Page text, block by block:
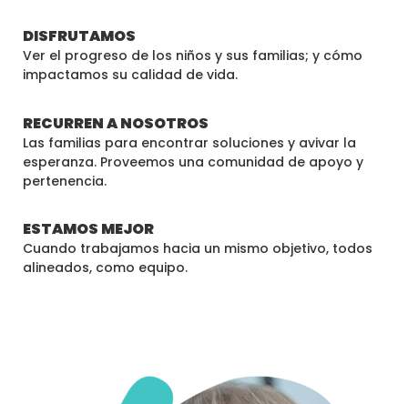
DISFRUTAMOS
Ver el progreso de los niños y sus familias; y cómo
impactamos su calidad de vida.
RECURREN A NOSOTROS
Las familias para encontrar soluciones y avivar la
esperanza. Proveemos una comunidad de apoyo y
pertenencia.
ESTAMOS MEJOR
Cuando trabajamos hacia un mismo objetivo, todos
alineados, como equipo.